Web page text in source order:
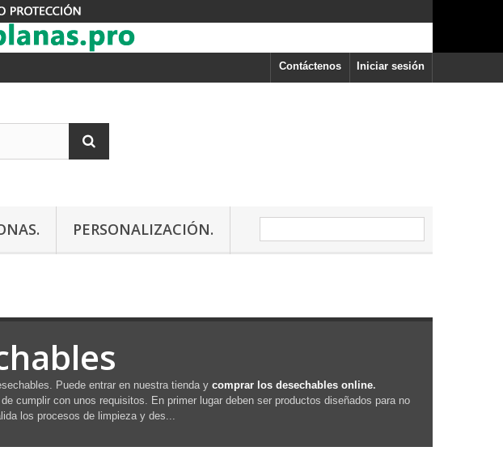
Iniciar sesión
Contáctenos
PERSONALIZACIÓN.
Puede entrar en nuestra tienda y comprar los desechables online.
cumplir con unos requisitos. En primer lugar deben ser productos diseñados para no
los procesos de limpieza y des...